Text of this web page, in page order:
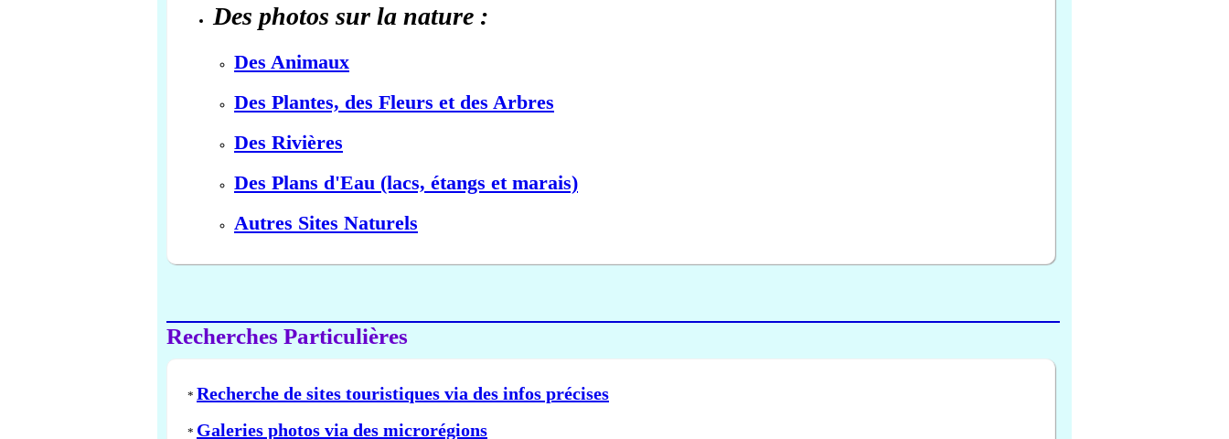
Des photos sur la nature :
Des Animaux
Des Plantes, des Fleurs et des Arbres
Des Rivières
Des Plans d'Eau (lacs, étangs et marais)
Autres Sites Naturels
Recherches Particulières
* Recherche de sites touristiques via des infos précises
* Galeries photos via des microrégions